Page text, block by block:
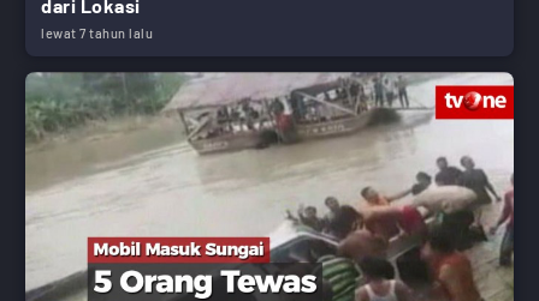
dari Lokasi
lewat 7 tahun lalu